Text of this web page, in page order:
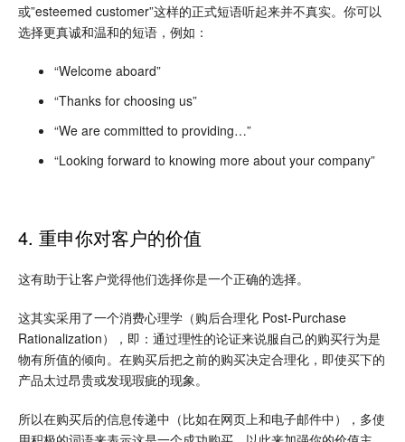
或”esteemed customer”这样的正式短语听起来并不真实。你可以
选择更真诚和温和的短语，例如：
“Welcome aboard”
“Thanks for choosing us”
“We are committed to providing…”
“Looking forward to knowing more about your company”
4. 重申你对客户的价值
这有助于让客户觉得他们选择你是一个正确的选择。
这其实采用了一个消费心理学（购后合理化 Post-Purchase
Rationalization），即：通过理性的论证来说服自己的购买行为是
物有所值的倾向。在购买后把之前的购买决定合理化，即使买下的
产品太过昂贵或发现瑕疵的现象。
所以在购买后的信息传递中（比如在网页上和电子邮件中），多使